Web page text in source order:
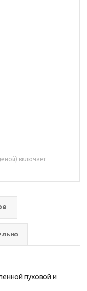
включает
пуховой и